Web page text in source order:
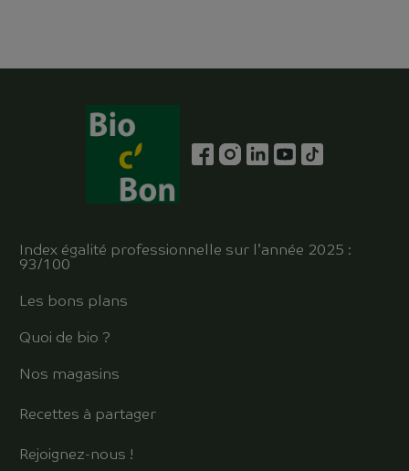
Index égalité professionnelle sur l’année 2025 :
93/100
Les bons plans
Quoi de bio ?
Nos magasins
Recettes à partager
Rejoignez-nous !